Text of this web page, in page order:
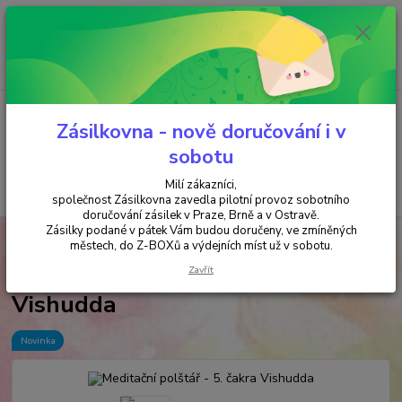
Minimální hodnota objednávky je 200 kč. Při nákupu nad 2000,- Kč je
požadována platba předem na účet.
Menu
+420 737 737 037
(Po-Pá, 9-18 hod.)
za
MEDITAČNÍ POLŠTÁŘE Meditační polštář - 5. čakra Vishudda
Meditační polštář - 5. čakra
Vishudda
Novinka
Zásilkovna - nově doručování i v
sobotu
Milí zákazníci,
společnost Zásilkovna zavedla pilotní provoz sobotního
doručování zásilek v Praze, Brně a v Ostravě.
Zásilky podané v pátek Vám budou doručeny, ve zmíněných
městech, do Z-BOXů a výdejních míst už v sobotu.
Zavřít